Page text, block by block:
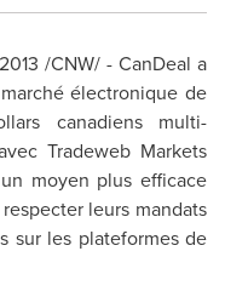
/CNW/ - CanDeal a
électronique de
canadiens multi-
Tradeweb Markets
moyen plus efficace
leurs mandats
sur les plateformes de